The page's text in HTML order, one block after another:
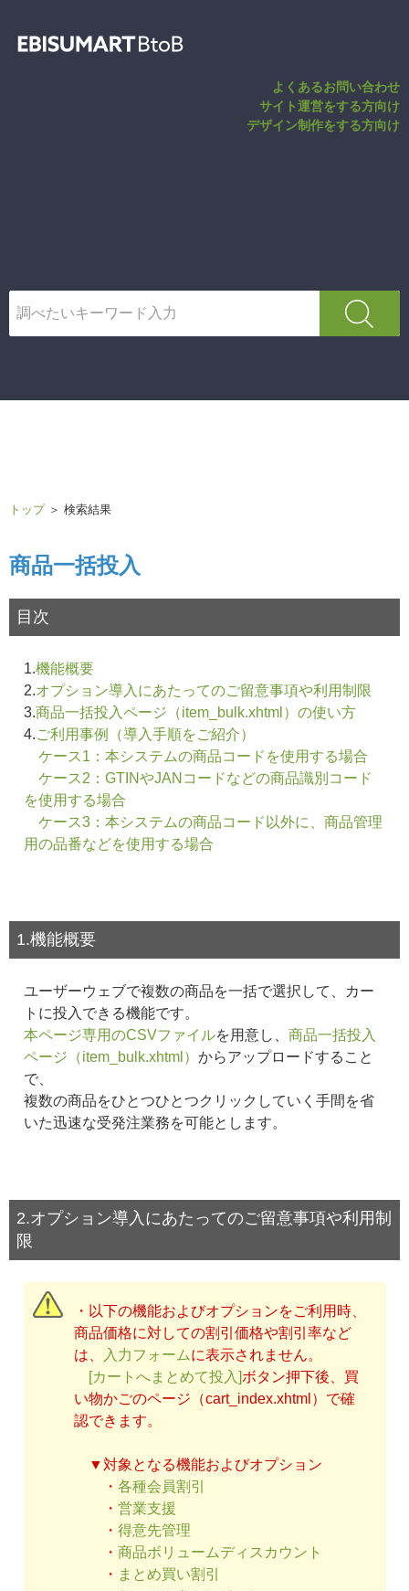
よくあるお問い合わせ
サイト運営をする方向け
デザイン制作をする方向け
トップ ＞ 検索結果
商品一括投入
目次
1.機能概要
2.オプション導入にあたってのご留意事項や利用制限
3.商品一括投入ページ（item_bulk.xhtml）の使い方
4.ご利用事例（導入手順をご紹介）
ケース1：本システムの商品コードを使用する場合
ケース2：GTINやJANコードなどの商品識別コード
を使用する場合
ケース3：本システムの商品コード以外に、商品管理
用の品番などを使用する場合
1.機能概要
ユーザーウェブで複数の商品を一括で選択して、カー
トに投入できる機能です。
本ページ専用のCSVファイルを用意し、 商品一括投入
ページ（item_bulk.xhtml） からアップロードすること
で、
複数の商品をひとつひとつクリックしていく手間を省
いた迅速な受発注業務を可能とします。
2.オプション導入にあたってのご留意事項や利用制
限
・以下の機能およびオプションをご利用時、
商品価格に対しての割引価格や割引率など
は、
入力フォームに表示されません。
[カートへまとめて投入]ボタン押下後、買
い物かごのページ（cart_index.xhtml）で確
認できます。
▼対象となる機能およびオプション
・ 各種会員割引
・ 営業支援
・ 得意先管理
・ 商品ボリュームディスカウント
・ まとめ買い割引